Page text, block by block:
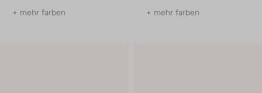
+ mehr farben + mehr farben